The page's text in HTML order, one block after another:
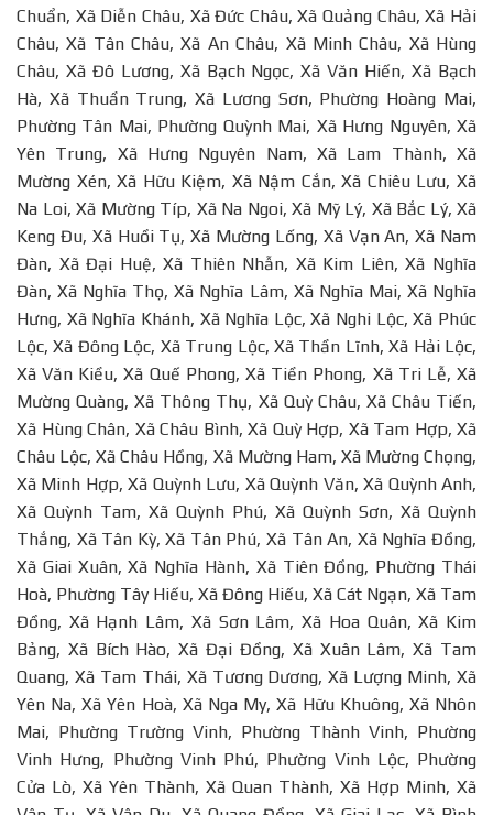
Chuẩn, Xã Diễn Châu, Xã Đức Châu, Xã Quảng Châu, Xã Hải
Châu, Xã Tân Châu, Xã An Châu, Xã Minh Châu, Xã Hùng
Châu, Xã Đô Lương, Xã Bạch Ngọc, Xã Văn Hiến, Xã Bạch
Hà, Xã Thuần Trung, Xã Lương Sơn, Phường Hoàng Mai,
Phường Tân Mai, Phường Quỳnh Mai, Xã Hưng Nguyên, Xã
Yên Trung, Xã Hưng Nguyên Nam, Xã Lam Thành, Xã
Mường Xén, Xã Hữu Kiệm, Xã Nậm Cắn, Xã Chiêu Lưu, Xã
Na Loi, Xã Mường Típ, Xã Na Ngoi, Xã Mỹ Lý, Xã Bắc Lý, Xã
Keng Đu, Xã Huồi Tụ, Xã Mường Lống, Xã Vạn An, Xã Nam
Đàn, Xã Đại Huệ, Xã Thiên Nhẫn, Xã Kim Liên, Xã Nghĩa
Đàn, Xã Nghĩa Thọ, Xã Nghĩa Lâm, Xã Nghĩa Mai, Xã Nghĩa
Hưng, Xã Nghĩa Khánh, Xã Nghĩa Lộc, Xã Nghi Lộc, Xã Phúc
Lộc, Xã Đông Lộc, Xã Trung Lộc, Xã Thần Lĩnh, Xã Hải Lộc,
Xã Văn Kiều, Xã Quế Phong, Xã Tiền Phong, Xã Tri Lễ, Xã
Mường Quàng, Xã Thông Thụ, Xã Quỳ Châu, Xã Châu Tiến,
Xã Hùng Chân, Xã Châu Bình, Xã Quỳ Hợp, Xã Tam Hợp, Xã
Châu Lộc, Xã Châu Hồng, Xã Mường Ham, Xã Mường Chọng,
Xã Minh Hợp, Xã Quỳnh Lưu, Xã Quỳnh Văn, Xã Quỳnh Anh,
Xã Quỳnh Tam, Xã Quỳnh Phú, Xã Quỳnh Sơn, Xã Quỳnh
Thắng, Xã Tân Kỳ, Xã Tân Phú, Xã Tân An, Xã Nghĩa Đồng,
Xã Giai Xuân, Xã Nghĩa Hành, Xã Tiên Đồng, Phường Thái
Hoà, Phường Tây Hiếu, Xã Đông Hiếu, Xã Cát Ngạn, Xã Tam
Đồng, Xã Hạnh Lâm, Xã Sơn Lâm, Xã Hoa Quân, Xã Kim
Bảng, Xã Bích Hào, Xã Đại Đồng, Xã Xuân Lâm, Xã Tam
Quang, Xã Tam Thái, Xã Tương Dương, Xã Lượng Minh, Xã
Yên Na, Xã Yên Hoà, Xã Nga My, Xã Hữu Khuông, Xã Nhôn
Mai, Phường Trường Vinh, Phường Thành Vinh, Phường
Vinh Hưng, Phường Vinh Phú, Phường Vinh Lộc, Phường
Cửa Lò, Xã Yên Thành, Xã Quan Thành, Xã Hợp Minh, Xã